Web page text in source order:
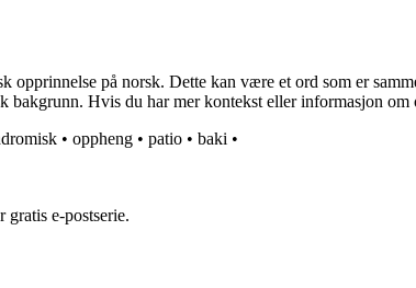
opprinnelse på norsk. Dette kan være et ord som er
bakgrunn. Hvis du har mer kontekst eller informasjon
• oppheng • patio • baki •
e-postserie.